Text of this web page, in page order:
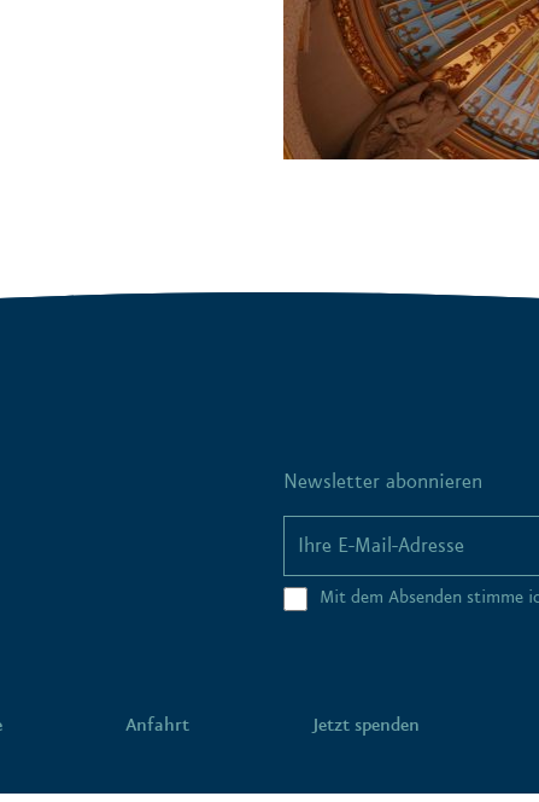
Newsletter abonnieren
Mit dem Absenden stimme
Anfahrt Jetzt spenden